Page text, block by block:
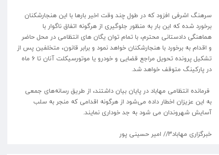
سرهنگ اشرفی افزود که در طول چند وقت اخیر بارها با این هنجارشکنان
برخورد شده که این بار به منظور جلوگیری از هرگونه اتفاق ناگوار با
هماهنگی دادستانی محترم، با تمام توان یگان های انتظامی در محل حاضر
و اقدام به برخورد با هنجارشکنان خواهد نمود و برابر قانون، متخلفین پس از
تشکیل پرونده تحویل مراجع قضایی و خودرو یا موتورسیکلت آنان تا ۶ ماه
در پارکینگ متوقف خواهد شد.
فرمانده انتظامی مهاباد در پایان بیان داشتند، از طریق رسانه‌های جمعی
به این عزیزان اخطار داده می‌شود از هرگونه اقدامی که منجر به سلب
آسایش شهروندان می شود به جد خوداری نمایند.
خبرگزاری مهاباد۳// امیر حسینی پور